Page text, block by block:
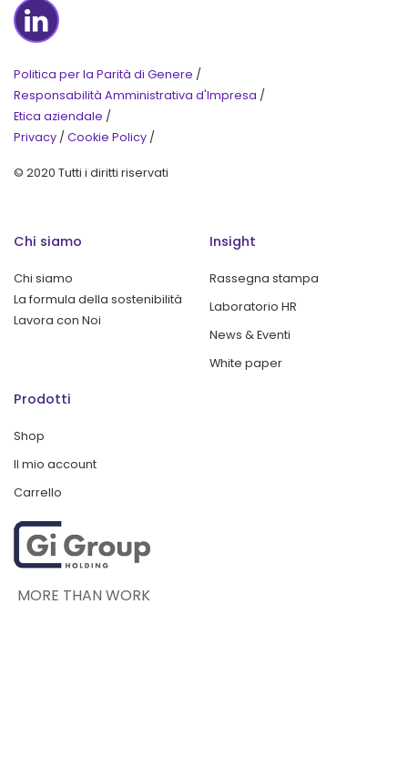
Politica per la Parità di Genere /
Responsabilità Amministrativa d'Impresa /
Etica aziendale /
Privacy / Cookie Policy /
© 2020 Tutti i diritti riservati
Chi siamo
Chi siamo
La formula della sostenibilità
Lavora con Noi
Insight
Rassegna stampa
Laboratorio HR
News & Eventi
White paper
Prodotti
Shop
Il mio account
Carrello
MORE THAN WORK